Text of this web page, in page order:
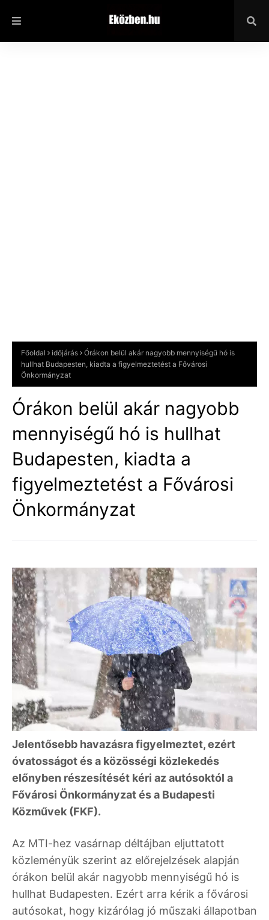
Főoldal időjárás
Órákon belül akár nagyobb mennyiségű hó is
hullhat Budapesten, kiadta a figyelmeztetést a Fővárosi
Önkormányzat
Órákon belül akár nagyobb
mennyiségű hó is hullhat
Budapesten, kiadta a
figyelmeztetést a Fővárosi
Önkormányzat
Jelentősebb havazásra figyelmeztet, ezért
óvatosságot és a közösségi közlekedés
előnyben részesítését kéri az autósoktól a
Fővárosi Önkormányzat és a Budapesti
Közművek (FKF).
Az MTI-hez vasárnap déltájban eljuttatott
közleményük szerint az előrejelzések alapján
órákon belül akár nagyobb mennyiségű hó is
hullhat Budapesten. Ezért arra kérik a fővárosi
autósokat, hogy kizárólag jó műszaki állapotban